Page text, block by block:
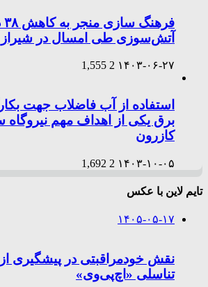
آتش‌سوزی طی امسال در
۱۴۰۳-۰۶-۲۷ 2
1,555
استفاده از آب فاضلاب جهت
برق یکی از اهداف مهم نیروگاه
کازرون
۱۴۰۳-۱۰-۰۵ 2
1,692
تایم لاین با عکس
۱۴۰۵-۰۵-۱۷
نقش خودمراقبتی در پیشگیری از
تناسلی «اچ‌پی‌وی»